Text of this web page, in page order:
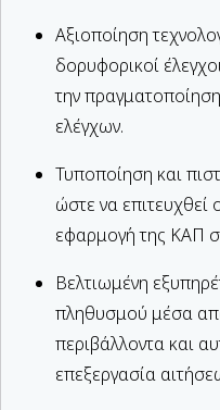
Αξιοποίηση
δορυφορικοί
την
ελέγχων.
Τυποποίηση και
ώστε να
εφαρμογή της ΚΑΠ
Βελτιωμένη
πληθυσμού μέσα
περιβάλλοντα και
επεξεργασία